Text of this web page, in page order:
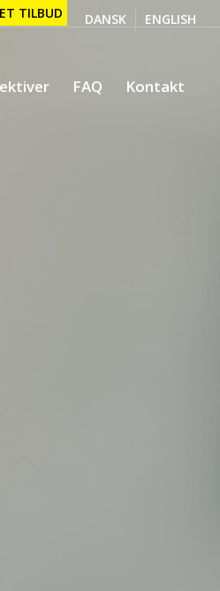
DANSK ENGLISH
TILBUD
FAQ Kontakt